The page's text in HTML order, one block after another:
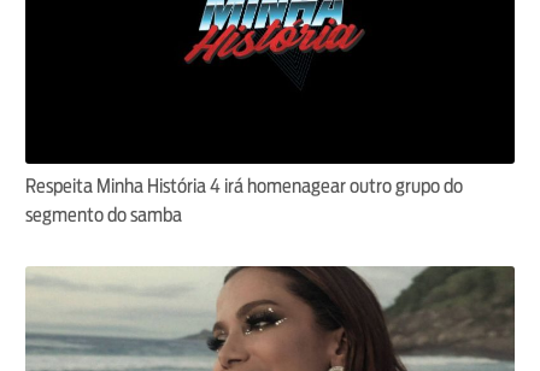
Respeita Minha História 4 irá homenagear outro grupo do
segmento do samba